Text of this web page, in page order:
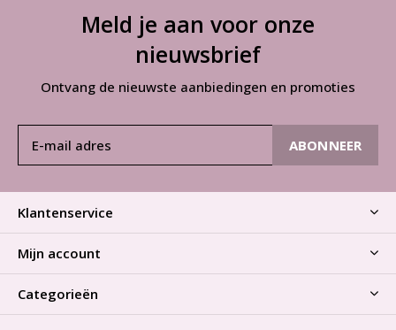
Meld je aan voor onze
nieuwsbrief
Ontvang de nieuwste aanbiedingen en promoties
ABONNEER
Klantenservice
Mijn account
Categorieën